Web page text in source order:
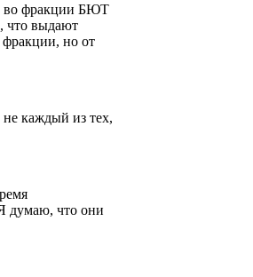
во фракции БЮТ
что выдают
фракции, но от
каждый из тех,
думаю, что они